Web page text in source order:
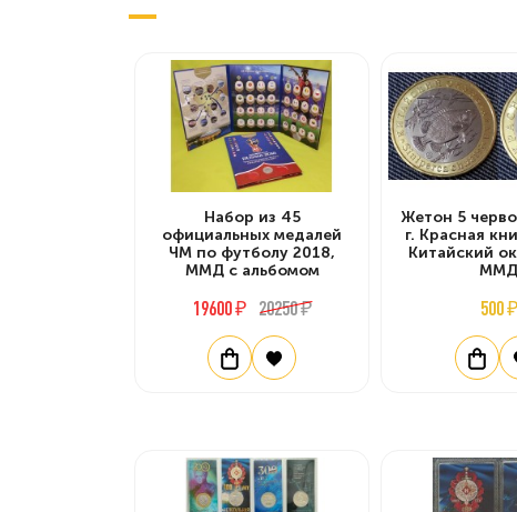
Набор из 45
официальных медалей
ЧМ по футболу 2018,
ММД с альбомом
19600 ₽ 20250 ₽
Жетон 5
г. Красная
Китайский
ММД
500 ₽